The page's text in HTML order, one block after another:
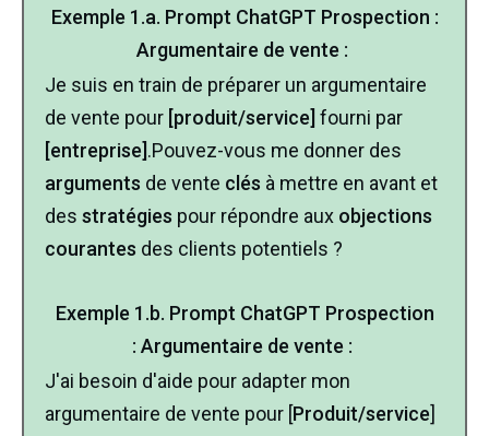
Exemple 1.a. Prompt ChatGPT Prospection :
Argumentaire de vente :
Je suis en train de préparer un argumentaire
de vente pour [produit/service] fourni par
[entreprise].Pouvez-vous me donner des
arguments de vente clés à mettre en avant et
des stratégies pour répondre aux objections
courantes des clients potentiels ?
Exemple 1.b. Prompt ChatGPT Prospection
: Argumentaire de vente :
J'ai besoin d'aide pour adapter mon
argumentaire de vente pour [Produit/service]